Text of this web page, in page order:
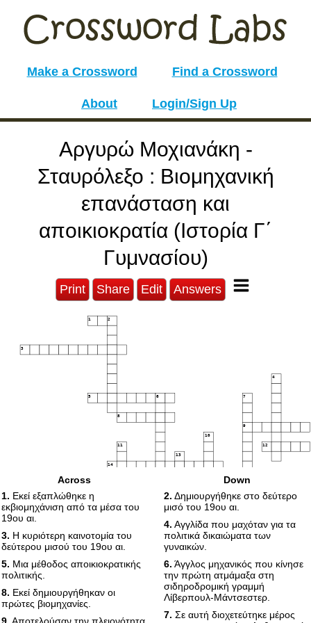
Make a Crossword Find a Crossword
About Login/Sign Up
Αργυρώ Μοχιανάκη -
Σταυρόλεξο : Βιομηχανική
επανάσταση και
αποικιοκρατία (Ιστορία Γ΄
Γυμνασίου)
Print Share Edit Answers
1 2
3
4
5 6 7
8
9
10
11 12
13
14
15 16
22 23
25
Across
1. Εκεί εξαπλώθηκε η
εκβιομηχάνιση από τα μέσα του
19ου αι.
3. Η κυριότερη καινοτομία του
δεύτερου μισού του 19ου αι.
5. Μια μέθοδος αποικιοκρατικής
πολιτικής.
8. Εκεί δημιουργήθηκαν οι
πρώτες βιομηχανίες.
Down
2. Δημιουργήθηκε στο δεύτερο
μισό του 19ου αι.
4. Αγγλίδα που μαχόταν για τα
πολιτικά δικαιώματα των
γυναικών.
6. Άγγλος μηχανικός που κίνησε
την πρώτη ατμάμαξα στη
σιδηροδρομική γραμμή
Λίβερπουλ-Μάντσεστερ.
7. Σε αυτή διοχετεύτηκε μέρος